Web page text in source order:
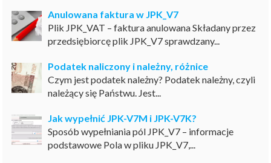
Anulowana faktura w JPK_V7
Plik JPK_VAT – faktura anulowana Składany przez
przedsiębiorcę plik JPK_V7 sprawdzany...
Podatek naliczony i należny, różnice
Czym jest podatek należny? Podatek należny, czyli
należący się Państwu. Jest...
Jak wypełnić JPK-V7M i JPK-V7K?
Sposób wypełniania pól JPK_V7 – informacje
podstawowe Pola w pliku JPK_V7,...